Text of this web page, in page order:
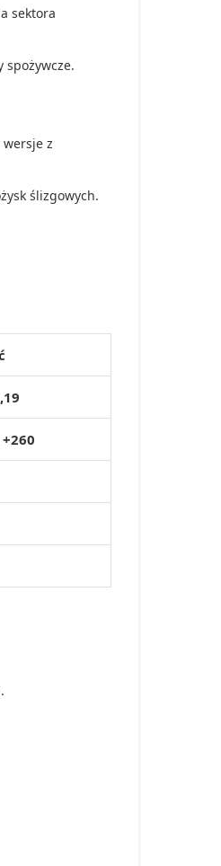
sektora
spożywcze.
z
ślizgowych.